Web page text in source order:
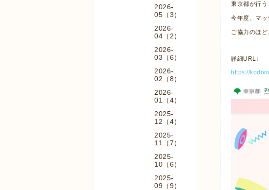
東京都が行う
今年度、マッ
ご協力のほど
詳細URL↓
https://
2026-
05（3）
2026-
04（2）
2026-
03（6）
2026-
02（8）
2026-
01（4）
2025-
12（4）
2025-
11（7）
2025-
10（6）
2025-
09（9）